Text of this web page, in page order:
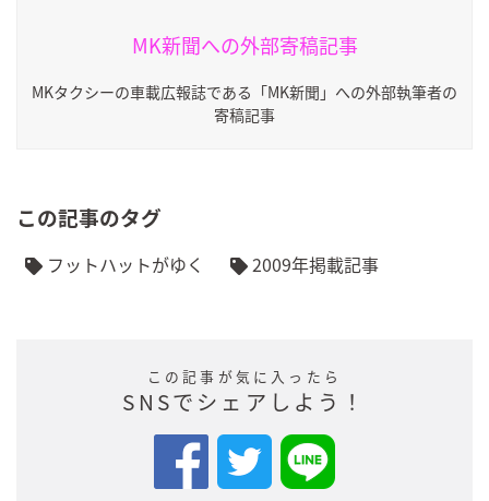
MK新聞への外部寄稿記事
MKタクシーの車載広報誌である「MK新聞」への外部執筆者の
寄稿記事
この記事のタグ
フットハットがゆく 2009年掲載記事
この記事が気に入ったら
SNSでシェアしよう！